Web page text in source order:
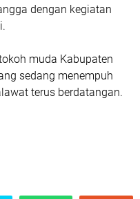
dengan kegiatan
muda Kabupaten
sedang menempuh
terus berdatangan.